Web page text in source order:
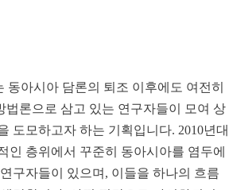
동아시아 담론의 퇴조 이후에도 여전히
법론으로 삼고 있는 연구자들이 모여 상
도모하고자 하는 기획입니다. 2010년대
인 층위에서 꾸준히 동아시아를 염두에
구자들이 있으며, 이들을 하나의 흐름